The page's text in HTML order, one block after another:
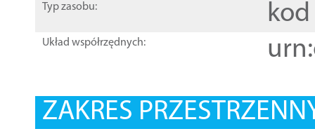
Typ zasobu: kod
Układ współrzędnych:
ZAKRES